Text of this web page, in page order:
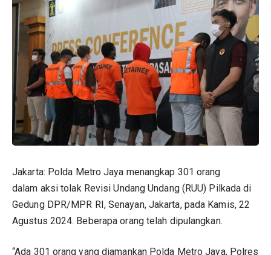
Jakarta: Polda Metro Jaya menangkap 301 orang
dalam aksitolak Revisi Undang Undang (RUU) Pilkada di
Gedung DPR/MPR RI, Senayan, Jakarta, pada Kamis, 22
Agustus 2024. Beberapa orang telah dipulangkan.
“Ada 301 orang yang diamankan Polda Metro Jaya, Polres